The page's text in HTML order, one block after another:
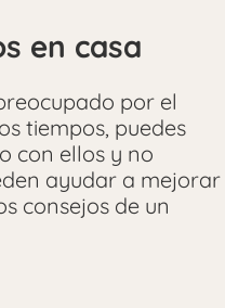
en casa
por el
tiempos, puedes
con ellos y no
ayudar a mejorar
consejos de un